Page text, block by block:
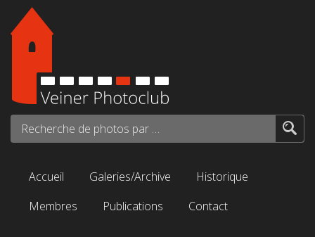
Aller au contenu principal
Recherche de photos par mots-clés...
Accueil Galeries/Archive
Historique
Membres
Publications Contact